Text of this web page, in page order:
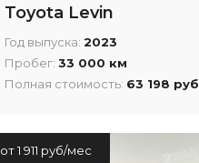
Toyota Levin
Год выпуска:2023
Пробег:33 000 км
Полная стоимость: 63 198 руб
от 1 911 руб/мес